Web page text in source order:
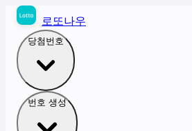
로또나우
당첨번호
번호 생성